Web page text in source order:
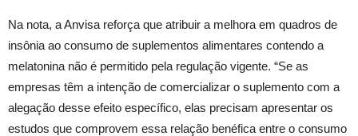
Na nota, a Anvisa reforça que atribuir a melhora em quadros de
insônia ao consumo de suplementos alimentares contendo a
melatonina não é permitido pela regulação vigente. “Se as
empresas têm a intenção de comercializar o suplemento com a
alegação desse efeito específico, elas precisam apresentar os
estudos que comprovem essa relação benéfica entre o consumo